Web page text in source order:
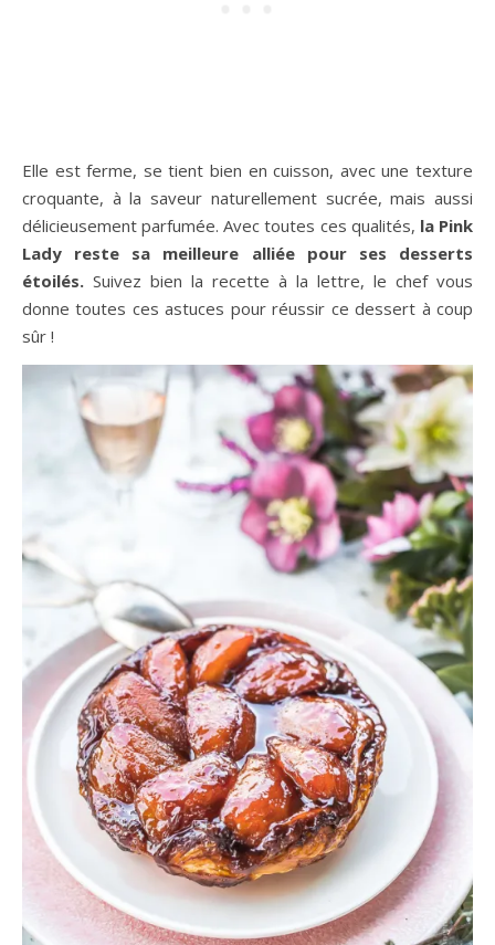
Elle est ferme, se tient bien en cuisson, avec une texture
croquante, à la saveur naturellement sucrée, mais aussi
délicieusement parfumée. Avec toutes ces qualités, la Pink
Lady reste sa meilleure alliée pour ses desserts
étoilés. Suivez bien la recette à la lettre, le chef vous
donne toutes ces astuces pour réussir ce dessert à coup
sûr !